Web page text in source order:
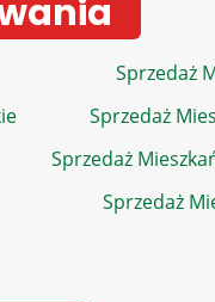
Sprzedaż
Sprzedaż
Sprzedaż
Sprzedaż